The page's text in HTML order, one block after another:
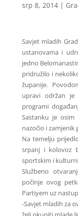
srp 8, 2014|
Savjet mladih
ustanovama i
jedno
pridružilo i
županije.
upravi održan je
programi
Sastanku je
nazočio i zamjenik
Na temelju
srpanj i kolovoz
sportskim i
Službeno
počinje ovog
Partiyem uz
-Savjet mladih za